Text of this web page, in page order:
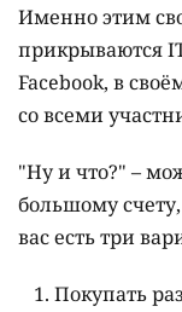
Именно этим
прикрываются
Facebook, в
со всеми
"Ну и что?" –
большому
вас есть три
Покупать